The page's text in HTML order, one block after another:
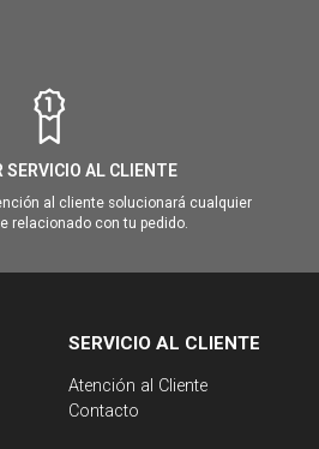
SERVICIO AL CLIENTE
al cliente solucionará cualquier
relacionado con tu pedido.
SERVICIO AL CLIENTE
Atención al Cliente
Contacto